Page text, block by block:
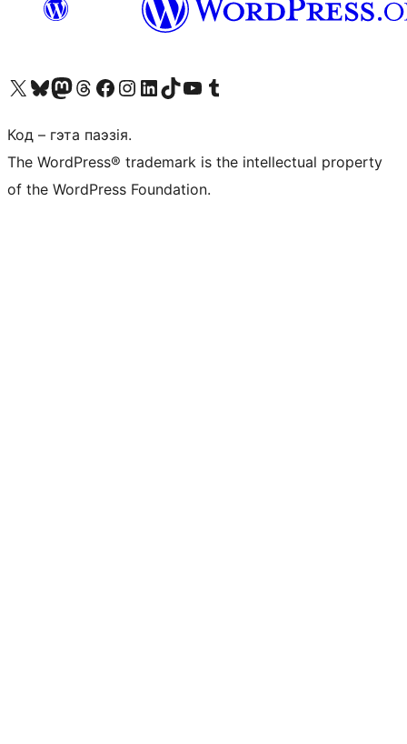
Наведайце наш акаўнт у X (былы Twitter)
Visit our Bluesky account
Visit our Mastodon account
Visit our Threads account
Наведаеце нашу старонку на Facebook
Наведайце наш Instagram
Наведайце нашу старонку ў LinkedIn
Visit our TikTok account
Наведайце наш YouTube каналVisit our Tumblr account
Код – гэта паэзія.
The WordPress® trademark is the intellectual property
of the WordPress Foundation.